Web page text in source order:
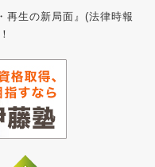
再生の新局面』(法律時報